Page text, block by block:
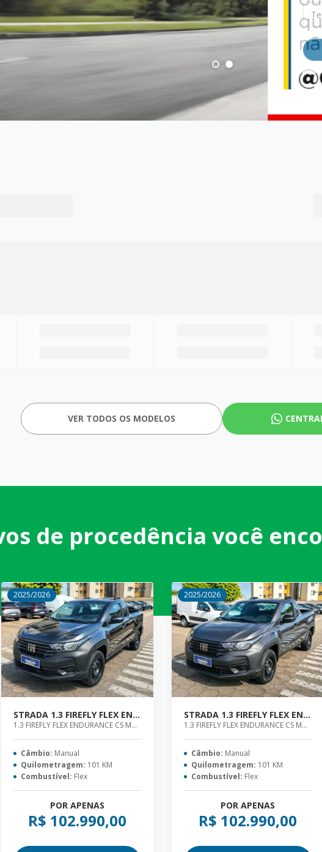
VER TODOS OS MODELOS
de procedência você
2025/2026
STRADA 1.3 FIREFLY FLEX ENDURANCE CS MANUAL
1.3 FIREFLY FLEX ENDURANCE CS MANUAL
Câmbio: Manual
Quilometragem: 101 KM
Combustível: Flex
POR APENAS
R$ 102.990,00
2025/2026
STRADA 1.3 FIREFLY FLEX ENDURANCE CS MANUAL
1.3 FIREFLY FLEX ENDURANCE CS MANUAL
Câmbio: Manual
Quilometragem: 101 KM
Combustível: Flex
POR APENAS
R$ 102.990,00